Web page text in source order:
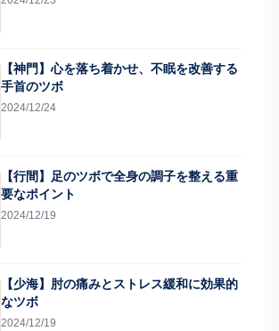
【神門】心を落ち着かせ、不眠を改善する
手首のツボ
2024/12/24
【行間】足のツボで全身の調子を整える重
要なポイント
2024/12/19
【少海】肘の痛みとストレス緩和に効果的
なツボ
2024/12/19